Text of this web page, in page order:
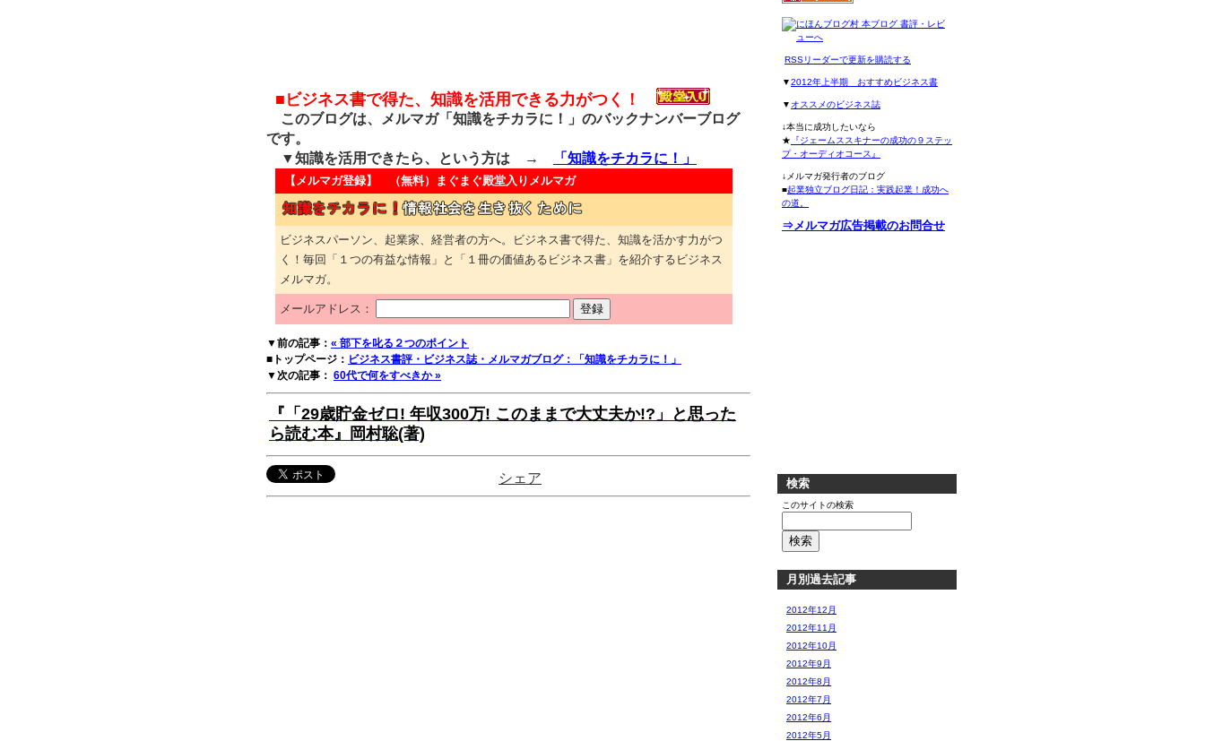
■ビジネス書で得た、知識を活用できる力がつく！
このブログは、メルマガ「知識をチカラに！」のバックナンバーブログ
です。
▼知識を活用できたら、という方は →
「知識をチカラに！」
【メルマガ登録】 （無料） まぐまぐ殿堂入りメルマガ
ビジネスパーソン、起業家、経営者の方へ。ビジネス書で得た、知識を活かす力がつ
く！毎回「１つの有益な情報」と「１冊の価値あるビジネス書」を紹介するビジネス
メルマガ。
メールアドレス：
▼前の記事： « 部下を叱る２つのポイント
■トップページ： ビジネス書評・ビジネス誌・メルマガブログ：「知識をチカラに！」
▼次の記事： 60代で何をすべきか »
『「29歳貯金ゼロ! 年収300万! このままで大丈夫か!?」と思った
ら読む本』岡村聡(著)
シェア
RSSリーダーで更新を購読する
▼2012年上半期 おすすめビジネス書
▼ オススメのビジネス誌
↓本当に成功したいなら
★ 『ジェームススキナーの成功の９ステッ
プ・オーディオコース』
↓メルマガ発行者のブログ
■起業独立ブログ日記：実践起業！成功へ
の道。
⇒メルマガ広告掲載のお問合せ
検索
このサイトの検索
月別過去記事
2012年12月
2012年11月
2012年10月
2012年9月
2012年8月
2012年7月
2012年6月
2012年5月